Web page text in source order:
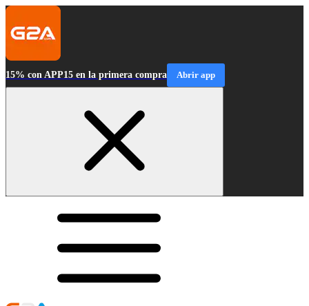
15% con APP15 en la primera compra Abrir app